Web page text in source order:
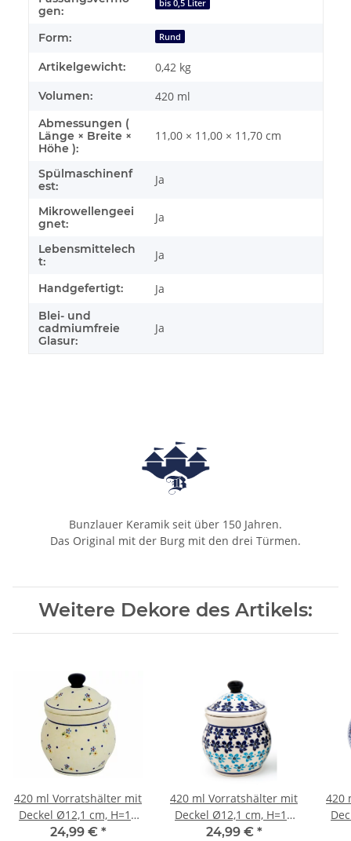
gen:
bis 0,5 Liter
Form: Rund
Artikelgewicht: 0,42 kg
Volumen: 420 ml
Abmessungen (
Länge × Breite ×
Höhe ):
11,00 × 11,00 × 11,70 cm
Spülmaschinenf
est:
Ja
Mikrowellengeei
gnet:
Ja
Lebensmittelech
t:
Ja
Handgefertigt: Ja
Blei- und
cadmiumfreie
Glasur:
Ja
Bunzlauer Keramik seit über 150 Jahren.
Das Original mit der Burg mit den drei Türmen.
Weitere Dekore des Artikels:
420 ml Vorratshälter mit
Deckel Ø12,1 cm, H=16
cm, Dekor 111
24,99 € *
420 ml Vorratshälter mit
Deckel Ø12,1 cm, H=16
cm, Dekor 1111
24,99 € *
420